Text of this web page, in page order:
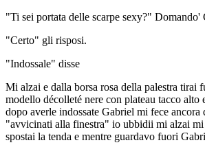
"Ti sei portata delle scarpe sexy?" Domando'
"Certo" gli risposi.
"Indossale" disse
Mi alzai e dalla borsa rosa della palestra tirai
modello décolleté nere con plateau tacco alto
dopo averle indossate Gabriel mi fece ancora
"avvicinati alla finestra" io ubbidii mi alzai
spostai la tenda e mentre guardavo fuori